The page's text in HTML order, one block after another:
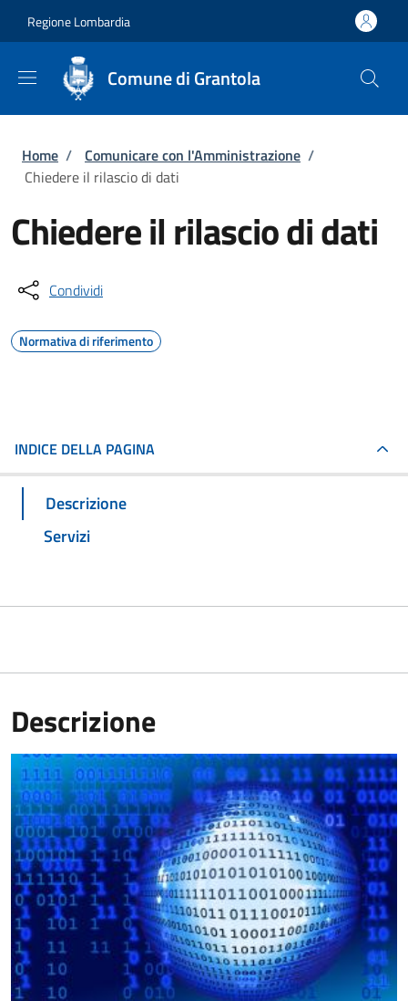
Regione Lombardia
Comune di Grantola
Briciole di pane
Home / Comunicare con l'Amministrazione /
Chiedere il rilascio di dati
Chiedere il rilascio di dati
Condividi
Normativa di riferimento
INDICE DELLA PAGINA
Descrizione
Servizi
Descrizione